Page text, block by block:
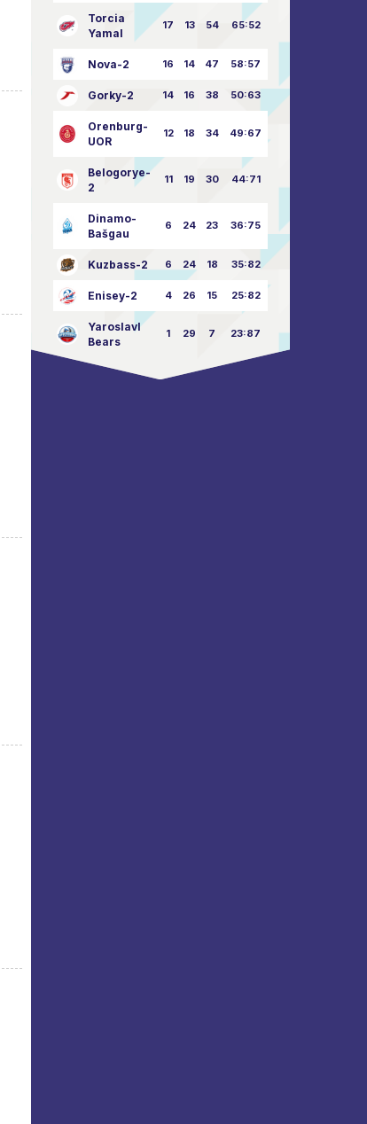
Torcia
Yamal
17 13 54 65:52
Nova-2 16 14 47 58:57
Gorky-2 14 16 38 50:63
Orenburg-
UOR
12 18 34 49:67
Belogorye-
2
11 19 30 44:71
Dinamo-
Bašgau
6 24 23 36:75
Kuzbass-2 6 24 18 35:82
Enisey-2 4 26 15 25:82
Yaroslavl
Bears
1 29 7 23:87